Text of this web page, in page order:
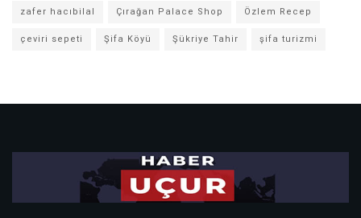
zafer hacıbilal
Çırağan Palace Shop
Özlem Recep
çeviri sepeti
Şifa Köyü Şükriye Tahir şifa turizmi